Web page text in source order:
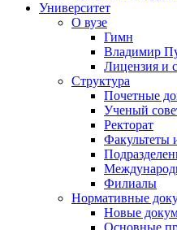
Университет
О вузе
Гимн
Владимир
Лицензия и
Структура
Почетные
Ученый
Ректорат
Факультеты
Филиалы
Нормативные
Новые
Основные